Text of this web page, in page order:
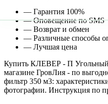
— Гарантия 100%
— Оповещение по SMS
— Возврат и обмен
— Различные способы
— Лучшая цена
Купить КЛЕВЕР - П Угольный
магазине ГровЛия - по
фильтр 350 м3:
фотографии. Инструкция по